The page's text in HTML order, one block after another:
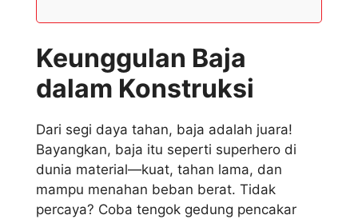
Keunggulan Baja
dalam Konstruksi
Dari segi daya tahan, baja adalah juara!
Bayangkan, baja itu seperti superhero di
dunia material—kuat, tahan lama, dan
mampu menahan beban berat. Tidak
percaya? Coba tengok gedung pencakar